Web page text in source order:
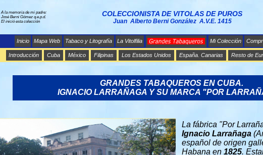
A la memoria de mi padre:
José Berni Gómez q.e.p.d.
El inició esta colección
COLECCIONISTA DE VITOLAS DE PUROS
Juan Alberto Berni González A.V.E. 1415
Inicio Mapa Web Tabaco y Litografía La Vitolfilia Mi Colección
Introducción Cuba México Filipinas Los Estados Unidos España. Canarias Resto de
GRANDES TABAQUEROS EN CUBA.
IGNACIO LARRAÑAGA Y SU MARCA "POR
La fábrica "Por
Ignacio Larrañaga
español de origen
Habana en 1825.